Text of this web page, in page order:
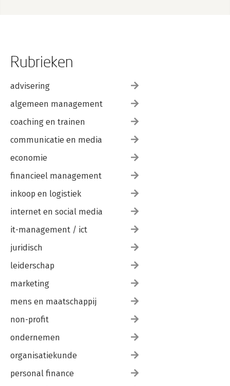
Rubrieken
advisering
algemeen management
coaching en trainen
communicatie en media
economie
financieel management
inkoop en logistiek
internet en social media
it-management / ict
juridisch
leiderschap
marketing
mens en maatschappij
non-profit
ondernemen
organisatiekunde
personal finance